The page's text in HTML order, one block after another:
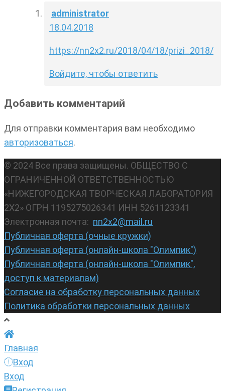
administrator
18.04.2018
https://nn2x2.ru/2018/04/18/prizi_2018/
Войдите, чтобы ответить
Добавить комментарий
Для отправки комментария вам необходимо
авторизоваться.
© 2024 Все права защищены. ОБЩЕСТВО С
ОГРАНИЧЕННОЙ ОТВЕТСТВЕННОСТЬЮ
«НИЖЕГОРОДСКАЯ ТВОРЧЕСКАЯ ЛАБОРАТОРИЯ
2Х2» ОГРН 1195275026341 ИНН 5261123341
Электронная почта: nn2x2@mail.ru
Публичная оферта (очные кружки)
Публичная оферта (онлайн-школа "Олимпик")
Публичная оферта (онлайн-школа "Олимпик",
доступ к материалам)
Согласие на обработку персональных данных
Политика обработки персональных данных
Главная
Вход
Вход